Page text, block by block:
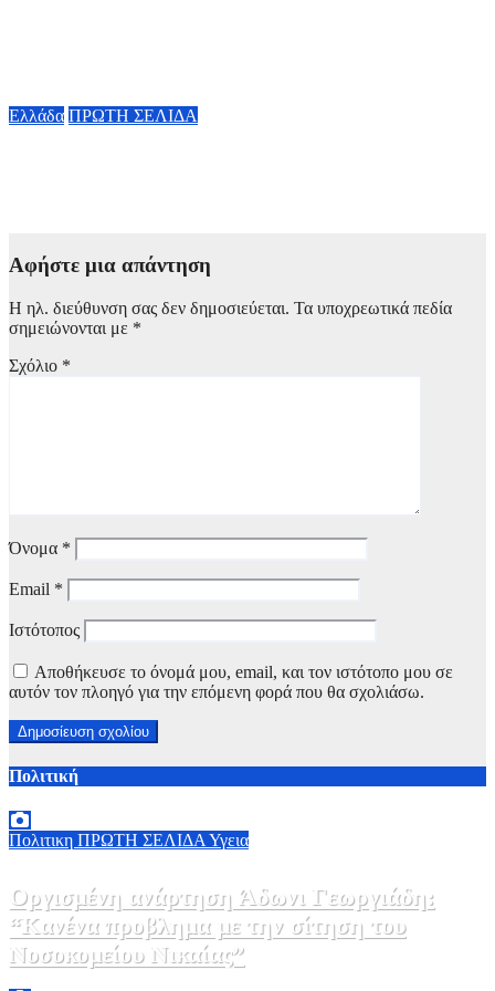
Ελλάδα ΠΡΩΤΗ ΣΕΛΙΔΑ
Αφήστε μια απάντηση
Η ηλ. διεύθυνση σας δεν δημοσιεύεται. Τα υποχρεωτικά πεδία
σημειώνονται με *
Σχόλιο *
Όνομα *
Email *
Ιστότοπος
Αποθήκευσε το όνομά μου, email, και τον ιστότοπο μου σε
αυτόν τον πλοηγό για την επόμενη φορά που θα σχολιάσω.
Πολιτική
Πολιτικη ΠΡΩΤΗ ΣΕΛΙΔΑ Υγεια
Οργισμένη ανάρτηση Άδωνι Γεωργιάδη:
“Κανένα προβλημα με την σίτηση του
Νοσοκομείου Νικαίας”